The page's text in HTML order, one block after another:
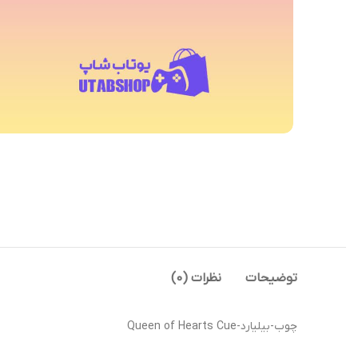
توضیحات نظرات (0)
چوب-بیلیارد-Queen of Hearts Cue